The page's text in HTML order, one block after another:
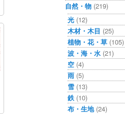
自然・物 (219)
光 (12)
木材・木目 (25)
植物・花・草 (105)
波・海・水 (21)
空 (4)
雨 (5)
雪 (13)
鉄 (10)
布・生地(24)